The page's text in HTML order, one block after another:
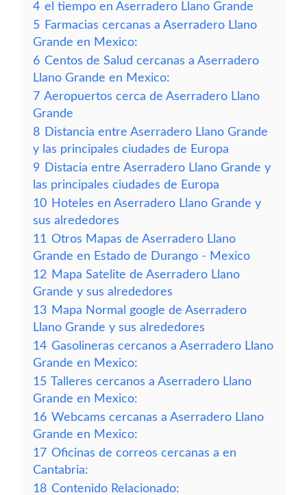
4 el tiempo en Aserradero Llano Grande
5 Farmacias cercanas a Aserradero Llano
Grande en Mexico:
6 Centos de Salud cercanas a Aserradero
Llano Grande en Mexico:
7 Aeropuertos cerca de Aserradero Llano
Grande
8 Distancia entre Aserradero Llano Grande
y las principales ciudades de Europa
9 Distacia entre Aserradero Llano Grande y
las principales ciudades de Europa
10 Hoteles en Aserradero Llano Grande y
sus alrededores
11 Otros Mapas de Aserradero Llano
Grande en Estado de Durango - Mexico
12 Mapa Satelite de Aserradero Llano
Grande y sus alrededores
13 Mapa Normal google de Aserradero
Llano Grande y sus alrededores
14 Gasolineras cercanos a Aserradero Llano
Grande en Mexico:
15 Talleres cercanos a Aserradero Llano
Grande en Mexico:
16 Webcams cercanas a Aserradero Llano
Grande en Mexico:
17 Oficinas de correos cercanas a en
Cantabria:
18 Contenido Relacionado: